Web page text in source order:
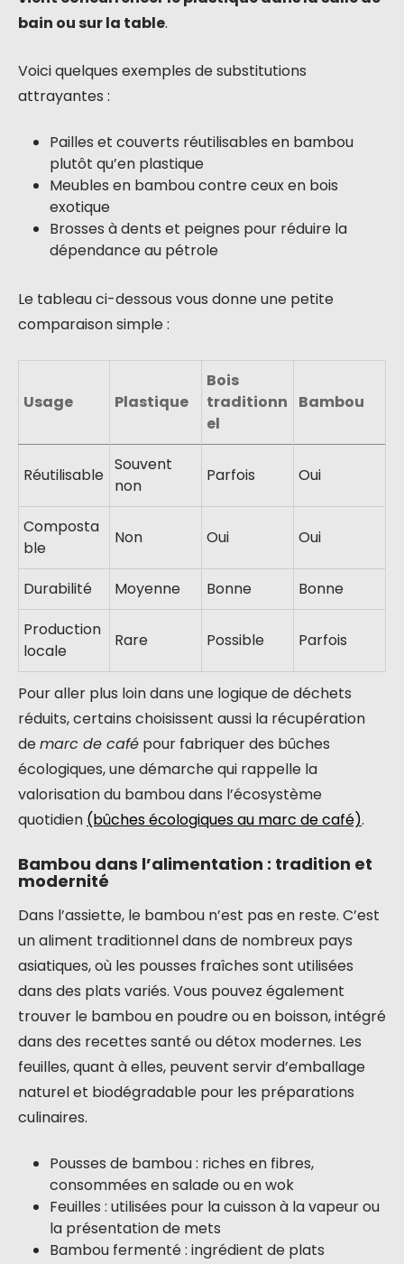
bain ou sur la table.
Voici quelques exemples de substitutions
attrayantes :
Pailles et couverts réutilisables en bambou
plutôt qu’en plastique
Meubles en bambou contre ceux en bois
exotique
Brosses à dents et peignes pour réduire la
dépendance au pétrole
Le tableau ci-dessous vous donne une petite
comparaison simple :
Usage Plastique
Bois
traditionn
el
Bambou
Réutilisable
Souvent
non
Parfois Oui
Composta
ble
Non Oui Oui
Durabilité Moyenne Bonne
Bonne
Production
locale
Rare Possible Parfois
Pour aller plus loin dans une logique de déchets
réduits, certains choisissent aussi la récupération
demarc de café pour fabriquer des bûches
écologiques, une démarche qui rappelle la
valorisation du bambou dans l’écosystème
quotidien (bûches écologiques au marc de café).
Bambou dans l’alimentation : tradition et
modernité
Dans l’assiette, le bambou n’est pas en reste. C’est
un aliment traditionnel dans de nombreux pays
asiatiques, où les pousses fraîches sont utilisées
dans des plats variés. Vous pouvez également
trouver le bambou en poudre ou en boisson, intégré
dans des recettes santé ou détox modernes. Les
feuilles, quant à elles, peuvent servir d’emballage
naturel et biodégradable pour les préparations
culinaires.
Pousses de bambou : riches en fibres,
consommées en salade ou en wok
Feuilles : utilisées pour la cuisson à la vapeur ou
la présentation de mets
Bambou fermenté : ingrédient de plats